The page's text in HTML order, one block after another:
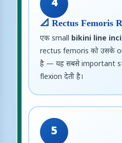
4
📐 Rectus Femoris
एक small bikini line
rectus femoris को उसके
है — यह सबसे important
flexion देती है।
5